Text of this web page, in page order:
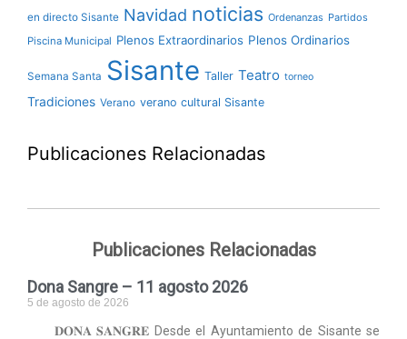
en directo Sisante Navidad noticias Ordenanzas Partidos
Piscina Municipal Plenos Extraordinarios Plenos Ordinarios
Semana Santa Sisante Taller Teatro torneo
Tradiciones Verano verano cultural Sisante
Publicaciones Relacionadas
Publicaciones Relacionadas
Dona Sangre – 11 agosto 2026
5 de agosto de 2026
𝐃𝐎𝐍𝐀 𝐒𝐀𝐍𝐆𝐑𝐄 Desde el Ayuntamiento de Sisante se